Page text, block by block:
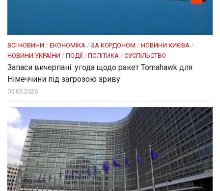
ВСІ НОВИНИ / ЕКОНОМІКА / ЗА КОРДОНОМ / НОВИНИ КИЄВА /
НОВИНИ УКРАЇНИ / ПОДІЇ / ПОЛІТИКА / СУСПІЛЬСТВО
Запаси вичерпані: угода щодо ракет Tomahawk для
Німеччини під загрозою зриву
05.06.2026